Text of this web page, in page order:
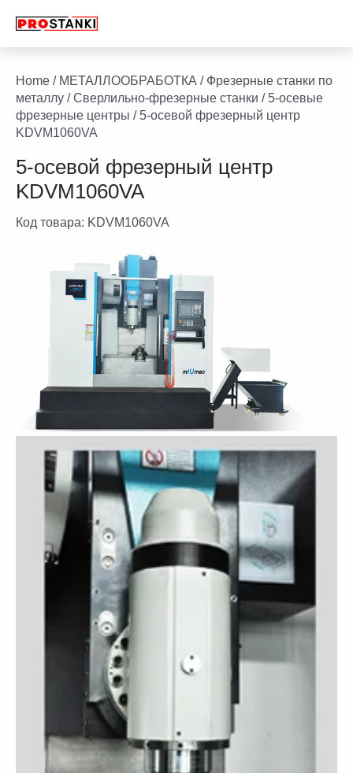
Home / МЕТАЛЛООБРАБОТКА / Фрезерные станки по
металлу /Сверлильно-фрезерные станки / 5-осевые
фрезерные центры / 5-осевой фрезерный центр
KDVM1060VA
5-осевой фрезерный центр
KDVM1060VA
Код товара: KDVM1060VA